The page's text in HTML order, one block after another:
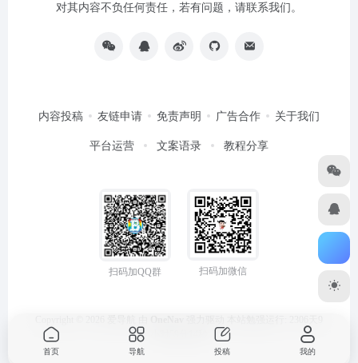
对其内容不负任何责任，若有问题，请联系我们。
内容投稿 友链申请 免责声明 广告合作 关于我们
平台运营 文案语录 教程分享
扫码加QQ群 扫码加微信
首页 导航 投稿 我的